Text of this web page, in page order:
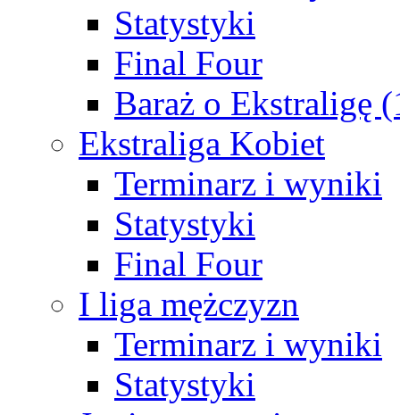
Statystyki
Final Four
Baraż o Ekstraligę
Ekstraliga Kobiet
Terminarz i wyniki
Statystyki
Final Four
I liga mężczyzn
Terminarz i wyniki
Statystyki